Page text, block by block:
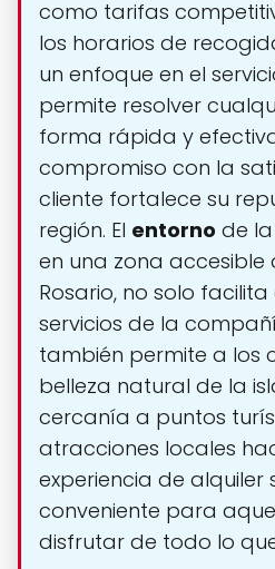
como tarifas
los horarios de
un enfoque en el
permite resolver
forma rápida y
compromiso con la
cliente fortalece su
región. El entorno de
en una zona accesible
Rosario, no solo
servicios de la
también permite a los
belleza natural de la
cercanía a puntos
atracciones locales
experiencia de alquiler
conveniente para
disfrutar de todo lo